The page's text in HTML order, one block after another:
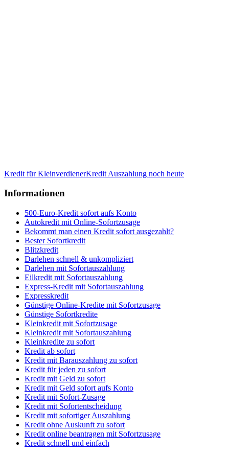
Kredit für KleinverdienerKredit Auszahlung noch heute
Informationen
500-Euro-Kredit sofort aufs Konto
Autokredit mit Online-Sofortzusage
Bekommt man einen Kredit sofort ausgezahlt?
Bester Sofortkredit
Blitzkredit
Darlehen schnell & unkompliziert
Darlehen mit Sofortauszahlung
Eilkredit mit Sofortauszahlung
Express-Kredit mit Sofortauszahlung
Expresskredit
Günstige Online-Kredite mit Sofortzusage
Günstige Sofortkredite
Kleinkredit mit Sofortzusage
Kleinkredit mit Sofortauszahlung
Kleinkredite zu sofort
Kredit ab sofort
Kredit mit Barauszahlung zu sofort
Kredit für jeden zu sofort
Kredit mit Geld zu sofort
Kredit mit Geld sofort aufs Konto
Kredit mit Sofort-Zusage
Kredit mit Sofortentscheidung
Kredit mit sofortiger Auszahlung
Kredit ohne Auskunft zu sofort
Kredit online beantragen mit Sofortzusage
Kredit schnell und einfach